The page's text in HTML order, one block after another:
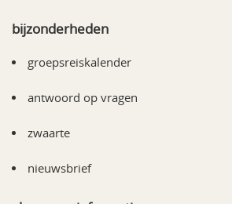
bijzonderheden
groepsreiskalender
antwoord op vragen
zwaarte
nieuwsbrief